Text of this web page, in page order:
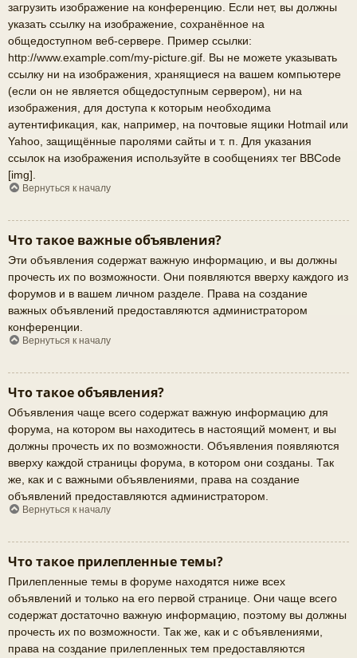
загрузить изображение на конференцию. Если нет, вы должны
указать ссылку на изображение, сохранённое на
общедоступном веб-сервере. Пример ссылки:
http://www.example.com/my-picture.gif. Вы не можете указывать
ссылку ни на изображения, хранящиеся на вашем компьютере
(если он не является общедоступным сервером), ни на
изображения, для доступа к которым необходима
аутентификация, как, например, на почтовые ящики Hotmail или
Yahoo, защищённые паролями сайты и т. п. Для указания
ссылок на изображения используйте в сообщениях тег BBCode
[img].
Вернуться к началу
Что такое важные объявления?
Эти объявления содержат важную информацию, и вы должны
прочесть их по возможности. Они появляются вверху каждого из
форумов и в вашем личном разделе. Права на создание
важных объявлений предоставляются администратором
конференции.
Вернуться к началу
Что такое объявления?
Объявления чаще всего содержат важную информацию для
форума, на котором вы находитесь в настоящий момент, и вы
должны прочесть их по возможности. Объявления появляются
вверху каждой страницы форума, в котором они созданы. Так
же, как и с важными объявлениями, права на создание
объявлений предоставляются администратором.
Вернуться к началу
Что такое прилепленные темы?
Прилепленные темы в форуме находятся ниже всех
объявлений и только на его первой странице. Они чаще всего
содержат достаточно важную информацию, поэтому вы должны
прочесть их по возможности. Так же, как и с объявлениями,
права на создание прилепленных тем предоставляются